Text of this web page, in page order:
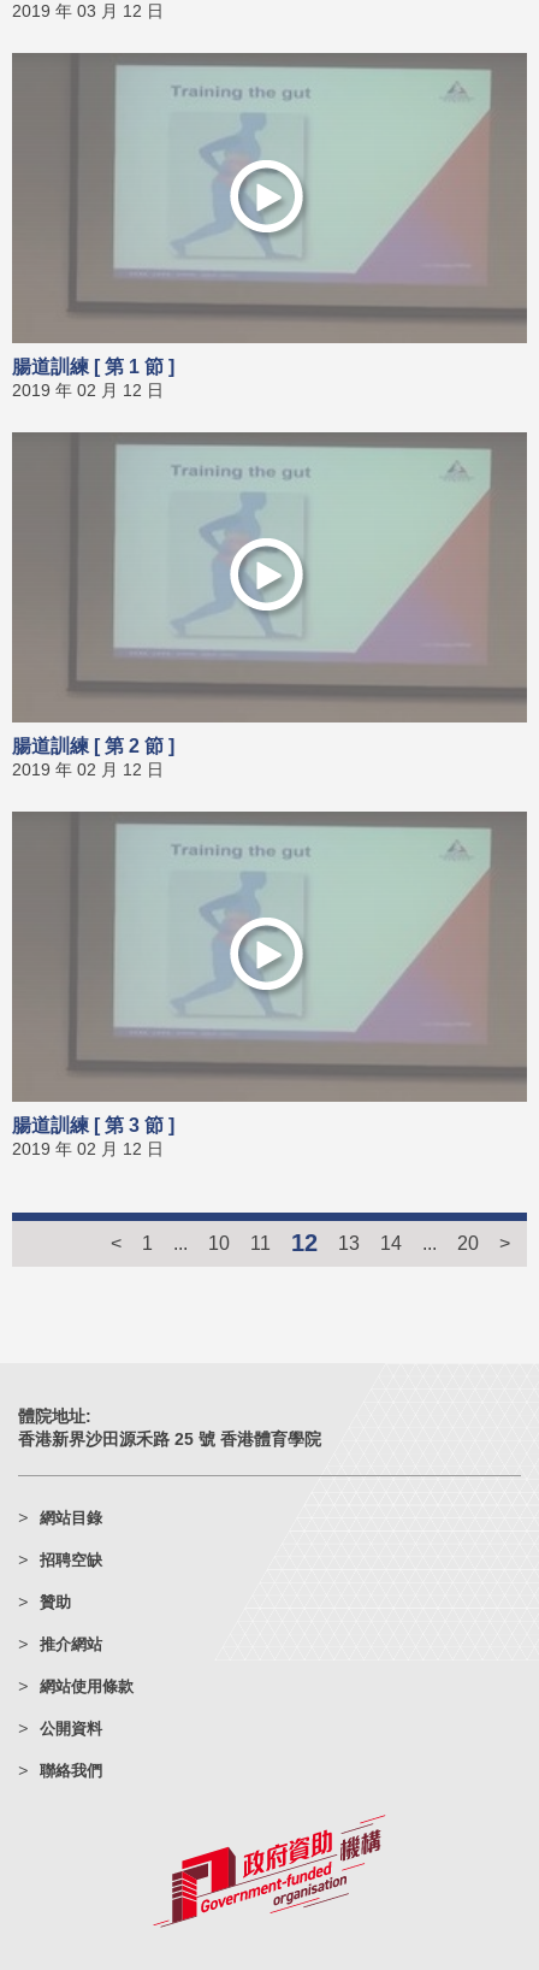
2019 年 03 月 12 日
腸道訓練 [ 第 1 節 ]
2019 年 02 月 12 日
腸道訓練 [ 第 2 節 ]
2019 年 02 月 12 日
腸道訓練 [ 第 3 節 ]
2019 年 02 月 12 日
< 1 ... 10 11 12 13 14 ... 20 >
體院地址:
香港新界沙田源禾路 25 號 香港體育學院
網站目錄
招聘空缺
贊助
推介網站
網站使用條款
公開資料
聯絡我們